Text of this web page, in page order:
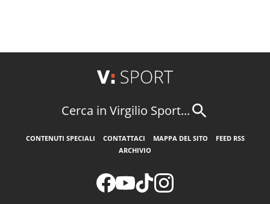
Cerca in Virgilio Sport...
CONTENUTI SPECIALI CONTATTACI MAPPA DEL SITO
FEED RSS
ARCHIVIO